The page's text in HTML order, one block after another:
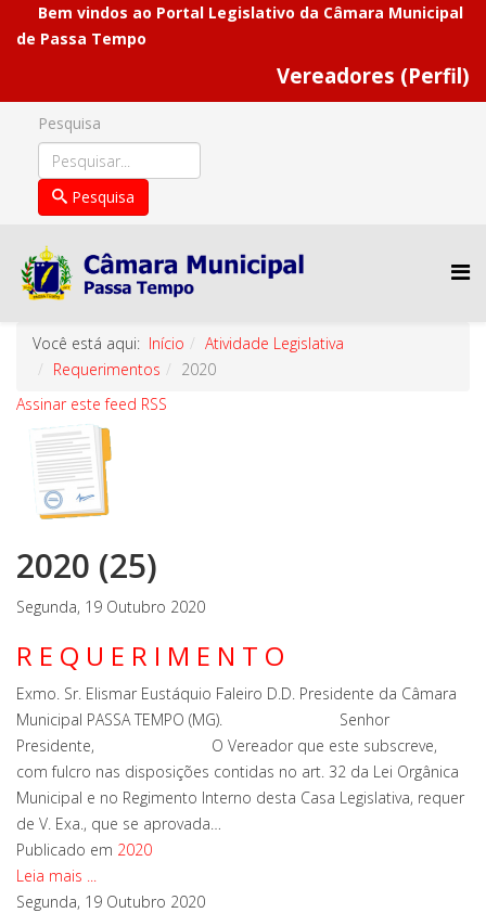
Bem vindos ao Portal Legislativo da Câmara Municipal
de Passa Tempo
Vereadores (Perfil)
Pesquisa
Pesquisa
Você está aqui: Início
Atividade Legislativa
Requerimentos
2020
Assinar este feed RSS
2020 (25)
Segunda, 19 Outubro 2020
R E Q U E R I M E N T O
Exmo. Sr. Elismar Eustáquio Faleiro D.D. Presidente da Câmara
Municipal PASSA TEMPO (MG). Senhor
Presidente, O Vereador que este subscreve,
com fulcro nas disposições contidas no art. 32 da Lei Orgânica
Municipal e no Regimento Interno desta Casa Legislativa, requer
de V. Exa., que se aprovada…
Publicado em 2020
Leia mais ...
Segunda, 19 Outubro 2020